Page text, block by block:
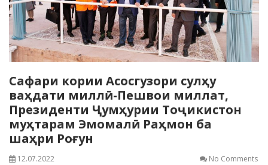
Сафари кории Асосгузори сулҳу
ваҳдати миллӣ-Пешвои миллат,
Президенти Ҷумҳурии Тоҷикистон
муҳтарам Эмомалӣ Раҳмон ба
шаҳри Роғун
12.07.2022 No Comments